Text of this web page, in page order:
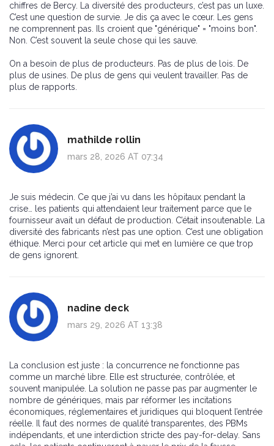
chiffres de Bercy. La diversité des producteurs, c’est pas un luxe.
C’est une question de survie. Je dis ça avec le cœur. Les gens
ne comprennent pas. Ils croient que "générique" = "moins bon".
Non. C’est souvent la seule chose qui les sauve.
On a besoin de plus de producteurs. Pas de plus de lois. De
plus de usines. De plus de gens qui veulent travailler. Pas de
plus de rapports.
mathilde rollin
mars 28, 2026 AT 07:34
Je suis médecin. Ce que j’ai vu dans les hôpitaux pendant la
crise… les patients qui attendaient leur traitement parce que le
fournisseur avait un défaut de production. C’était insoutenable. La
diversité des fabricants n’est pas une option. C’est une obligation
éthique. Merci pour cet article qui met en lumière ce que trop
de gens ignorent.
nadine deck
mars 29, 2026 AT 13:38
La conclusion est juste : la concurrence ne fonctionne pas
comme un marché libre. Elle est structurée, contrôlée, et
souvent manipulée. La solution ne passe pas par augmenter le
nombre de génériques, mais par réformer les incitations
économiques, réglementaires et juridiques qui bloquent l’entrée
réelle. Il faut des normes de qualité transparentes, des PBMs
indépendants, et une interdiction stricte des pay-for-delay. Sans